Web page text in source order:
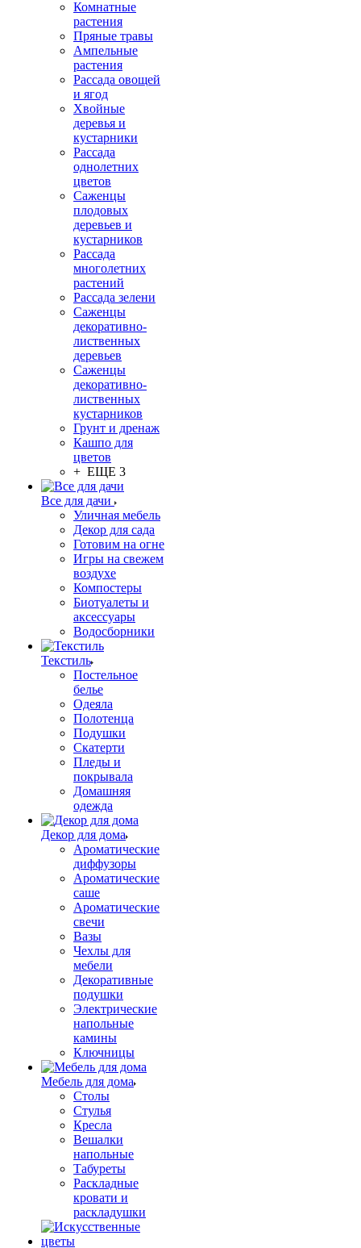
Комнатные
растения
Пряные травы
Ампельные
растения
Рассада овощей
и ягод
Хвойные
деревья и
кустарники
Рассада
однолетних
цветов
Саженцы
плодовых
деревьев и
кустарников
Рассада
многолетних
растений
Рассада зелени
Саженцы
декоративно-
лиственных
деревьев
Саженцы
декоративно-
лиственных
кустарников
Грунт и дренаж
Кашпо для
цветов
+ ЕЩЕ 3
Все для дачи
Уличная мебель
Декор для сада
Готовим на огне
Игры на свежем
воздухе
Компостеры
Биотуалеты и
аксессуары
Водосборники
Текстиль
Постельное
белье
Одеяла
Полотенца
Подушки
Скатерти
Пледы и
покрывала
Домашняя
одежда
Декор для дома
Ароматические
диффузоры
Ароматические
саше
Ароматические
свечи
Вазы
Чехлы для
мебели
Декоративные
подушки
Электрические
напольные
камины
Ключницы
Мебель для дома
Столы
Стулья
Кресла
Вешалки
напольные
Табуреты
Раскладные
кровати и
раскладушки